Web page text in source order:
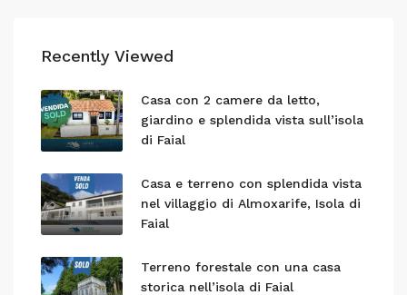
Recently Viewed
Casa con 2 camere da letto,
giardino e splendida vista sull’isola
di Faial
Casa e terreno con splendida vista
nel villaggio di Almoxarife, Isola di
Faial
Terreno forestale con una casa
storica nell’isola di Faial